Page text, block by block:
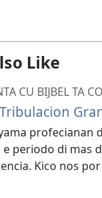
Like
CU BIJBEL TA
profecianan
e periodo di mas
Kico nos